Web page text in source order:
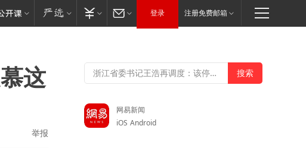
登录 注册免费邮箱
这
举报
网易新闻
iOS Android